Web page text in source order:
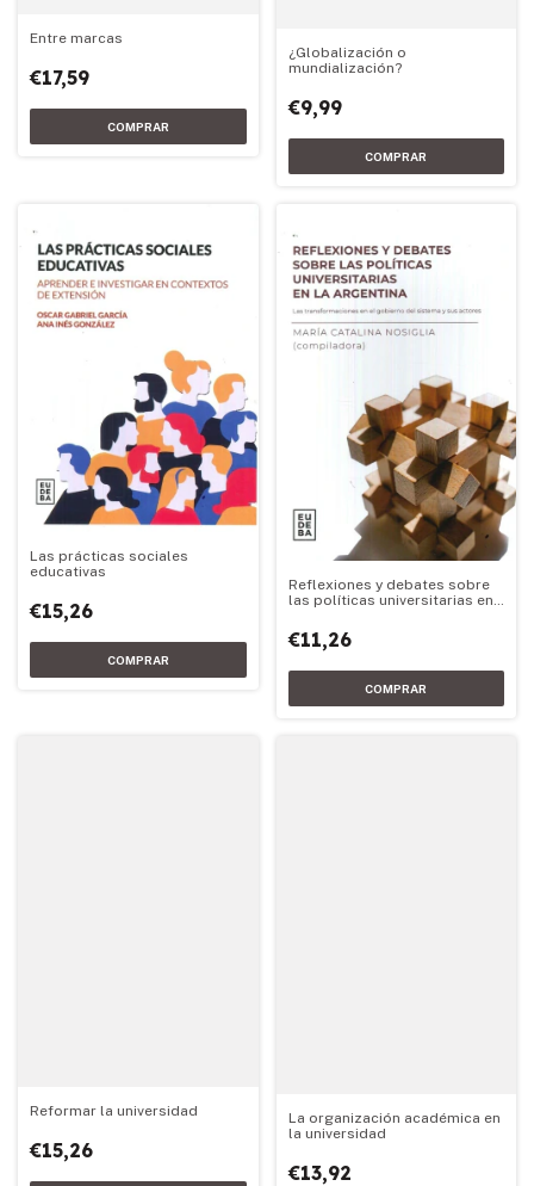
Entre marcas
€17,59
¿Globalización o
mundialización?
€9,99
Las prácticas sociales
educativas
€15,26
Reflexiones y debates sobre
las políticas universitarias en
€11,26
Reformar la universidad
€15,26
La organización académica en
la universidad
€13,92